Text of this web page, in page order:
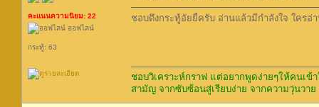
คะแนนความนิยม: 22
ออฟไลน์
กระทู้: 63
ชอบดึงกระทู้อัยยี้ครับ อ่านแล้วมีกำลังใจ ใครอ่
ชอบวิเคราะห์กราฟ แต่อยากพูดง่ายๆให้คนเ
สามัญ จากซับซ้อนสู่เรียบง่าย จากความวุ่นวา